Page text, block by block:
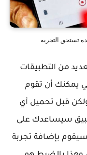
من التطبيقات
يمكنك أن تقوم
قبل تحميل أي
سيساعدك على
بإضافة تجربة